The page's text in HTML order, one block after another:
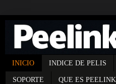
INICIO INDICE DE PELIS
SOPORTE QUE ES PEELINK